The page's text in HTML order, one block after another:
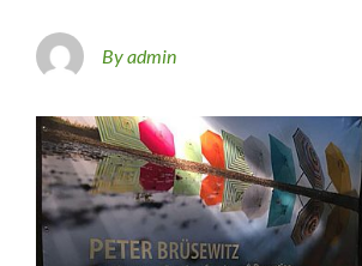
By admin